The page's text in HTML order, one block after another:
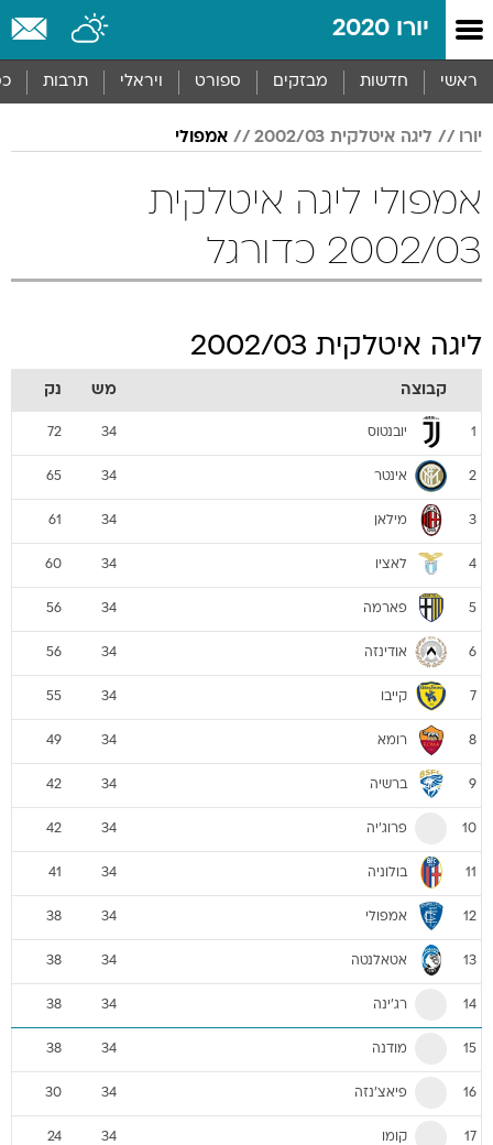
יורו 2020
ראשי חדשות מבזקים ספורט ויראלי תרבות
יורו ליגה איטלקית 2002/03 אמפולי
אמפולי ליגה איטלקית
2002/03 כדורגל
ליגה איטלקית 2002/03
קבוצה מש נק
1 יובנטוס 34
72
2 אינטר 34
65
3 מילאן 34
61
4 לאציו 34
60
5 פארמה 34
56
6 אודינזה 34
56
7 קייבו 34
55
8 רומא 34
49
9 ברשיה 34
42
10 פרוג'יה 34
42
11 בולוניה 34
41
12 אמפולי 34
38
13 אטאלנטה 34
38
14 רג'ינה 34
38
15 מודנה 34
38
16 פיאצ'נזה 34
30
17 קומו 34
24